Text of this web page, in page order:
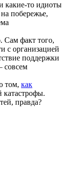
какие-то идиоты
побережье,
Сам факт того,
с организацией
поддержки
совсем
том, как
катастрофы.
правда?